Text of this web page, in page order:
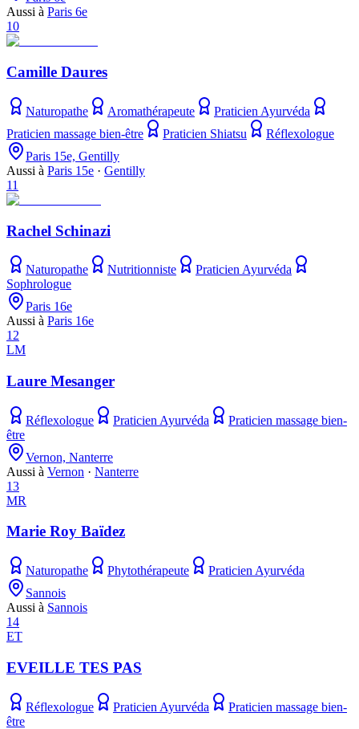
Aussi à Paris 6e
10
Camille Daures
Naturopathe Aromathérapeute
Praticien Ayurvéda
Praticien massage bien-être
Praticien Shiatsu
Réflexologue
Paris 15e, Gentilly
Aussi à Paris 15e · Gentilly
11
Rachel Schinazi
Naturopathe Nutritionniste
Praticien Ayurvéda
Sophrologue
Paris 16e
Aussi à Paris 16e
12
LM
Laure Mesanger
Réflexologue Praticien Ayurvéda
Praticien massage bien-
être
Vernon, Nanterre
Aussi à Vernon · Nanterre
13
MR
Marie Roy Baïdez
Naturopathe Phytothérapeute
Praticien Ayurvéda
Sannois
Aussi à Sannois
14
ET
EVEILLE TES PAS
Réflexologue Praticien Ayurvéda
Praticien massage bien-
être